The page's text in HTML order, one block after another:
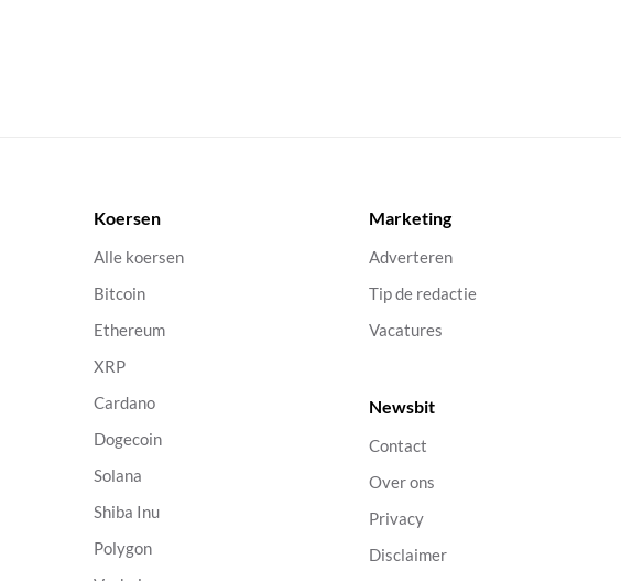
Koersen
Alle koersen
Bitcoin
Ethereum
XRP
Cardano
Dogecoin
Solana
Shiba Inu
Polygon
Marketing
Adverteren
Tip de redactie
Vacatures
Newsbit
Contact
Over ons
Privacy
Disclaimer